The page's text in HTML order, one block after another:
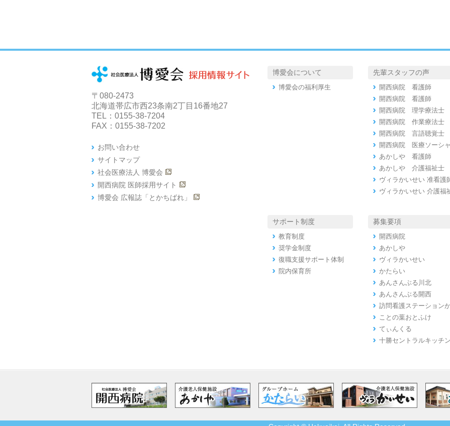
〒080-2473
北海道帯広市西23条南2丁目16番地27
TEL：0155-38-7204
FAX：0155-38-7202
お問い合わせ
サイトマップ
社会医療法人 博愛会
開西病院 医師採用サイト
博愛会 広報誌「とかちばれ」
博愛会について
博愛会の福利厚生
先輩スタッフの声
開西病院 看護師
開西病院 看護師
開西病院 理学療法士
開西病院 作業療法士
開西病院 言語聴覚士
開西病院 医療ソーシ
あかしや 看護師
あかしや 介護福祉士
ヴィラかいせい 准看護
ヴィラかいせい 介護福
サポート制度
教育制度
奨学金制度
復職支援サポート体制
院内保育所
募集要項
開西病院
あかしや
ヴィラかいせい
かたらい
あんさんぶる川北
あんさんぶる開西
訪問看護ステーション
ことの葉おとふけ
てぃんくる
十勝セントラルキッチ